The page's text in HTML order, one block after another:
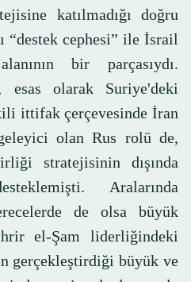
katılmadığı doğru
“destek cephesi” ile İsrail
bir parçasıydı.
esas olarak Suriye'deki
ittifak çerçevesinde İran
olan Rus rolü de,
stratejisinin dışında
Aralarında
de olsa büyük
el-Şam liderliğindeki
gerçekleştirdiği büyük ve